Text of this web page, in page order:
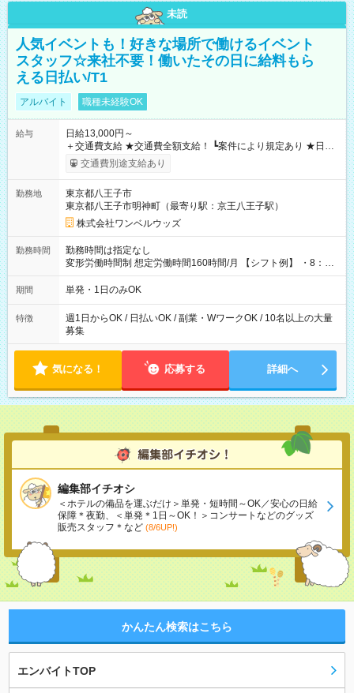
未読
人気イベントも！好きな場所で働けるイベント
スタッフ☆来社不要！働いたその日に給料もら
える日払い/T1
アルバイト 職種未経験OK
給与
日給13,000円～
＋交通費支給 ★交通費全額支給！ ┗案件により規定あり ★日払
いOK！（規定あり） ┗働いたその日に現金GET♪ お仕事後はコ
ンビニATMから 日払い分を引き落とせます！ 【試用期間】試
交通費別途支給あり
勤務地
東京都八王子市
東京都八王子市明神町（最寄り駅：京王八王子駅）
株式会社ワンベルウッズ
勤務時間
勤務時間は指定なし
変形労働時間制 想定労働時間160時間/月 【シフト例】 ・8：00
～21：00
期間 単発・1日のみOK
特徴
週1日からOK / 日払いOK / 副業・WワークOK / 10名以上の大量
募集
気になる！ 応募する 詳細へ
編集部イチオシ
＜ホテルの備品を運ぶだけ＞単発・短時間～OK／安心の日給
保障＊夜勤、＜単発＊1日～OK！＞コンサートなどのグッズ
販売スタッフ＊など (8/6UP!)
かんたん検索はこちら
エンバイトTOP